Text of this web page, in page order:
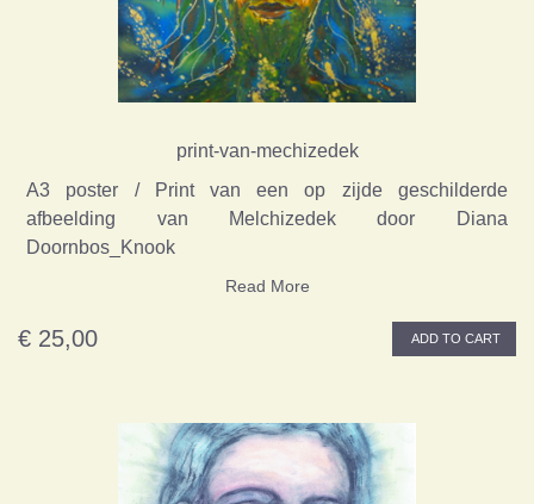
print-van-mechizedek
A3 poster / Print van een op zijde geschilderde
afbeelding van Melchizedek door Diana
Doornbos_Knook
Read More
€ 25,00 ADD TO CART